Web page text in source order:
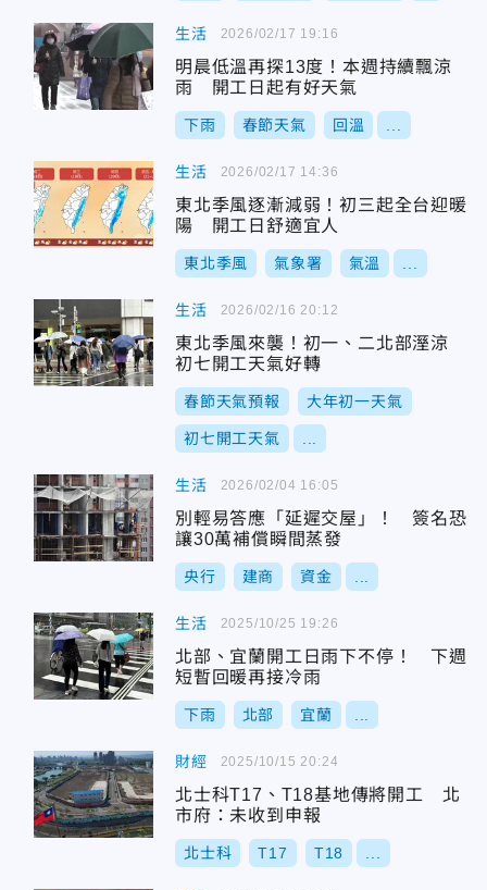
生活
明晨低溫再探13度！本週持續飄涼
雨 開工日起有好天氣
下雨 春節天氣 回溫
2026/02/17 19:16
生活
東北季風逐漸減弱！初三起全台迎暖
陽 開工日舒適宜人
東北季風 氣象署 氣溫
2026/02/17 14:36
生活
東北季風來襲！初一、二北部溼涼
初七開工天氣好轉
春節天氣預報 大年初一天氣
初七開工天氣
2026/02/16 20:12
生活
別輕易答應「延遲交屋」！ 簽名恐
讓30萬補償瞬間蒸發
央行 建商 資金
2026/02/04 16:05
生活
北部、宜蘭開工日雨下不停！ 下週
短暫回暖再接冷雨
下雨 北部 宜蘭
2025/10/25 19:26
財經
北士科T17、T18基地傳將開工 北
市府：未收到申報
北士科 T17 T18
2025/10/15 20:24